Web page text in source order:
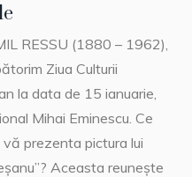
RESSU (1880 – 1962),
Ziua Culturii
la data de 15 ianuarie,
Mihai Eminescu. Ce
prezenta pictura lui
Aceasta reunește